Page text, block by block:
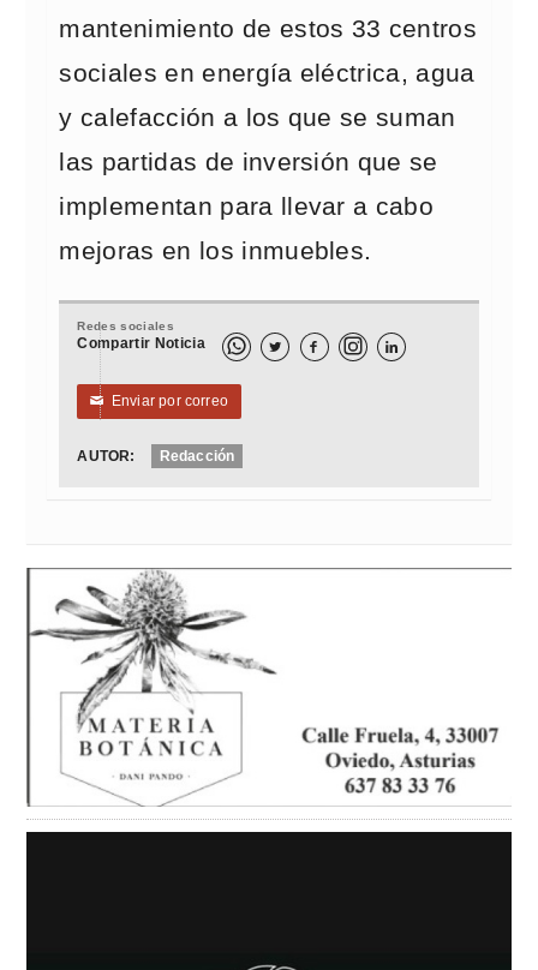
mantenimiento de estos 33 centros
sociales en energía eléctrica, agua
y calefacción a los que se suman
las partidas de inversión que se
implementan para llevar a cabo
mejoras en los inmuebles.
Redes sociales
Compartir Noticia   
✉ Enviar por correo
AUTOR: Redacción